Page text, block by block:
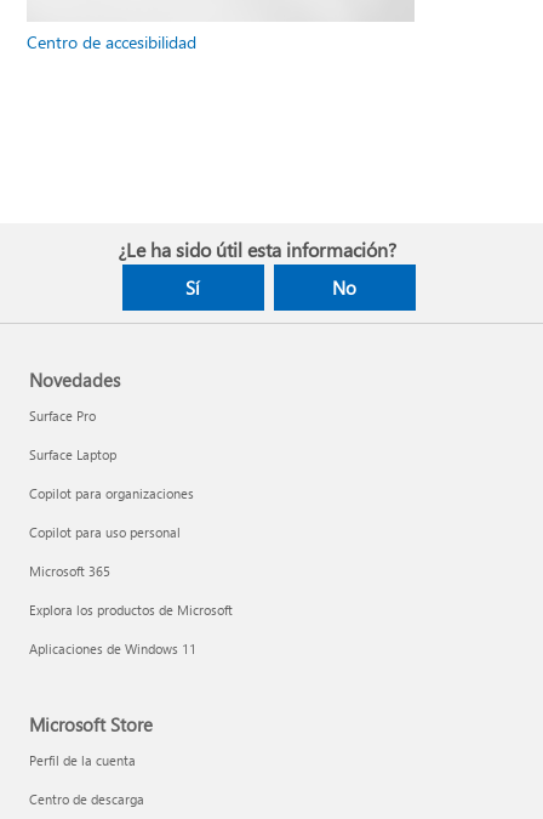
Centro de accesibilidad
¿Le ha sido útil esta información?
Sí No
Novedades
Surface Pro
Surface Laptop
Copilot para organizaciones
Copilot para uso personal
Microsoft 365
Explora los productos de Microsoft
Aplicaciones de Windows 11
Microsoft Store
Perfil de la cuenta
Centro de descarga